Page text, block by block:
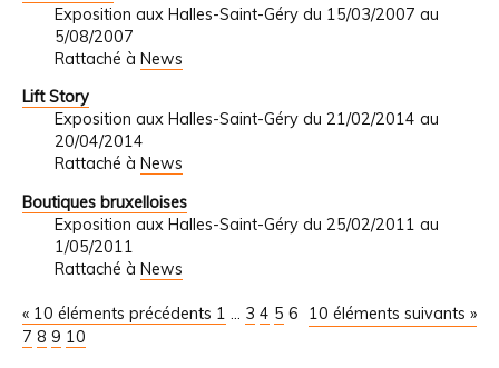
Exposition aux Halles-Saint-Géry du 15/03/2007 au
5/08/2007
Rattaché à News
Lift Story
Exposition aux Halles-Saint-Géry du 21/02/2014 au
20/04/2014
Rattaché à News
Boutiques bruxelloises
Exposition aux Halles-Saint-Géry du 25/02/2011 au
1/05/2011
Rattaché à News
« 10 éléments précédents 10 éléments suivants »
1 ... 3 4 5 6
7 8 9 10